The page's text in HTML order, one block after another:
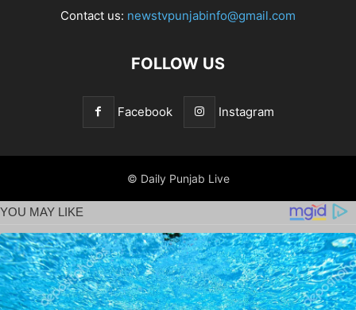
Contact us: newstvpunjabinfo@gmail.com
FOLLOW US
Facebook Instagram
© Daily Punjab Live